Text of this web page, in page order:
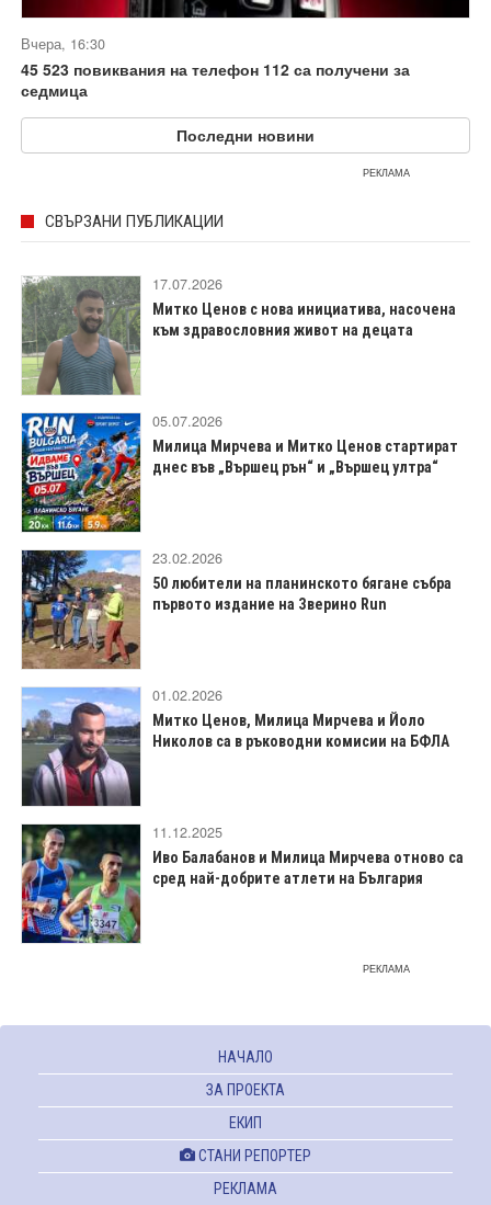
Вчера, 16:30
45 523 повиквания на телефон 112 са получени за
седмица
Последни новини
РЕКЛАМА
СВЪРЗАНИ ПУБЛИКАЦИИ
17.07.2026
Митко Ценов с нова инициатива, насочена
към здравословния живот на децата
05.07.2026
Милица Мирчева и Митко Ценов стартират
днес във „Вършец рън“ и „Вършец ултра“
23.02.2026
50 любители на планинското бягане събра
първото издание на Зверино Run
01.02.2026
Митко Ценов, Милица Мирчева и Йоло
Николов са в ръководни комисии на БФЛА
11.12.2025
Иво Балабанов и Милица Мирчева отново са
сред най-добрите атлети на България
РЕКЛАМА
НАЧАЛО
ЗА ПРОЕКТА
ЕКИП
СТАНИ РЕПОРТЕР
РЕКЛАМА